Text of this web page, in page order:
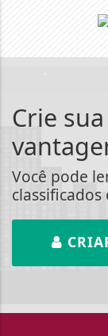
Crie
Você pode